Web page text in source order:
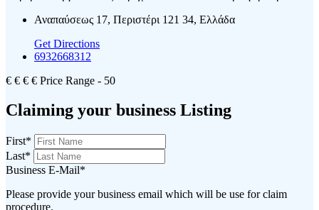
Αναπαύσεως 17, Περιστέρι 121 34, Ελλάδα
Get Directions
6932668312
€ € € € Price Range - 50
Claiming your business Listing
First*
Last*
Business E-Mail*
Please provide your business email which will be use for claim
procedure.